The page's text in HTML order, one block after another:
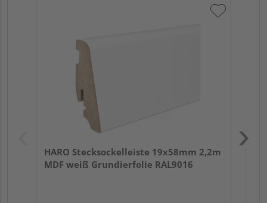
HARO Stecksockelleiste 19x58mm 2,2m
MDF weiß Grundierfolie RAL9016